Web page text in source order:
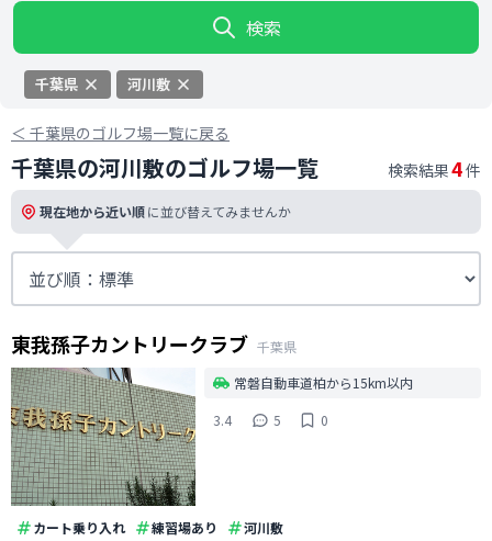
検索
千葉県 河川敷
＜ 千葉県のゴルフ場一覧に戻る
千葉県の河川敷のゴルフ場一覧 検索結果4件
現在地から近い順に並び替えてみませんか
東我孫子カントリークラブ 千葉県
常磐自動車道柏から15km以内
3.4
5 0
カート乗り入れ 練習場あり 河川敷